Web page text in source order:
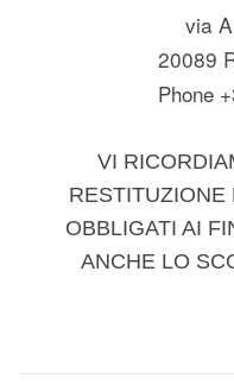
via
20089
Phone
VI
RESTITUZIONE
OBBLIGATI AI
ANCHE LO